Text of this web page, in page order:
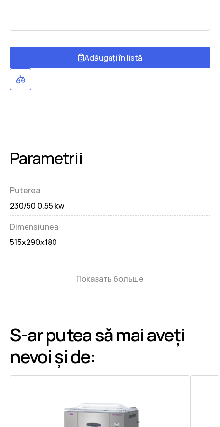
Adăugați în listă
Parametrii
Puterea
230/50 0.55 kw
Dimensiunea
515x290x180
Показать больше
S-ar putea să mai aveți
nevoi și de: